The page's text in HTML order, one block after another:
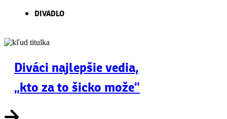
DIVADLO
Diváci najlepšie vedia,
„kto za to šicko može“